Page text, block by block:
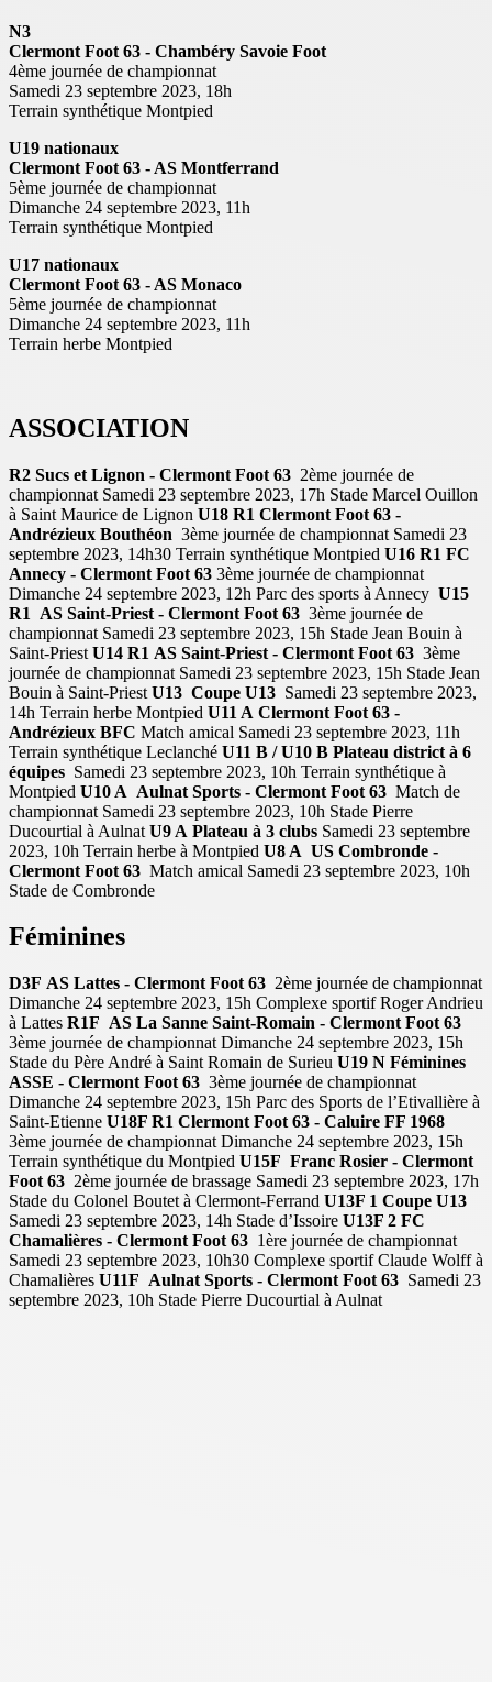
N3
Clermont Foot 63 - Chambéry Savoie Foot
4ème journée de championnat
Samedi 23 septembre 2023, 18h
Terrain synthétique Montpied
U19 nationaux
Clermont Foot 63 - AS Montferrand
5ème journée de championnat
Dimanche 24 septembre 2023, 11h
Terrain synthétique Montpied
U17 nationaux
Clermont Foot 63 - AS Monaco
5ème journée de championnat
Dimanche 24 septembre 2023, 11h
Terrain herbe Montpied
ASSOCIATION
R2 Sucs et Lignon - Clermont Foot 63 2ème journée de
championnat Samedi 23 septembre 2023, 17h Stade Marcel Ouillon
à Saint Maurice de Lignon U18 R1 Clermont Foot 63 -
Andrézieux Bouthéon 3ème journée de championnat Samedi 23
septembre 2023, 14h30 Terrain synthétique Montpied U16 R1 FC
Annecy - Clermont Foot 63 3ème journée de championnat
Dimanche 24 septembre 2023, 12h Parc des sports à Annecy U15
R1
AS Saint-Priest - Clermont Foot 63 3ème journée de
championnat Samedi 23 septembre 2023, 15h Stade Jean Bouin à
Saint-Priest U14 R1 AS Saint-Priest - Clermont Foot 63 3ème
journée de championnat Samedi 23 septembre 2023, 15h Stade Jean
Bouin à Saint-Priest U13 Coupe U13 Samedi 23 septembre 2023,
14h Terrain herbe Montpied U11 A Clermont Foot 63 -
Andrézieux BFC Match amical Samedi 23 septembre 2023, 11h
Terrain synthétique Leclanché U11 B / U10 B Plateau district à 6
équipes Samedi 23 septembre 2023, 10h Terrain synthétique à
Montpied U10 A Aulnat Sports - Clermont Foot 63 Match de
championnat Samedi 23 septembre 2023, 10h Stade Pierre
Ducourtial à Aulnat U9 A Plateau à 3 clubs Samedi 23 septembre
2023, 10h Terrain herbe à Montpied U8 A US Combronde -
Clermont Foot 63 Match amical Samedi 23 septembre 2023, 10h
Stade de Combronde
Féminines
D3F AS Lattes - Clermont Foot 63 2ème journée de championnat
Dimanche 24 septembre 2023, 15h Complexe sportif Roger Andrieu
à Lattes R1F AS La Sanne Saint-Romain - Clermont Foot 63
3ème journée de championnat Dimanche 24 septembre 2023, 15h
Stade du Père André à Saint Romain de Surieu U19 N Féminines
ASSE - Clermont Foot 63 3ème journée de championnat
Dimanche 24 septembre 2023, 15h Parc des Sports de l’Etivallière à
Saint-Etienne U18F R1 Clermont Foot 63 - Caluire FF 1968
3ème journée de championnat Dimanche 24 septembre 2023, 15h
Terrain synthétique du Montpied U15F Franc Rosier - Clermont
Foot 63 2ème journée de brassage Samedi 23 septembre 2023, 17h
Stade du Colonel Boutet à Clermont-Ferrand U13F 1 Coupe U13
Samedi 23 septembre 2023, 14h Stade d’Issoire U13F 2 FC
Chamalières - Clermont Foot 63 1ère journée de championnat
Samedi 23 septembre 2023, 10h30 Complexe sportif Claude Wolff à
Chamalières U11F Aulnat Sports - Clermont Foot 63 Samedi 23
septembre 2023, 10h Stade Pierre Ducourtial à Aulnat